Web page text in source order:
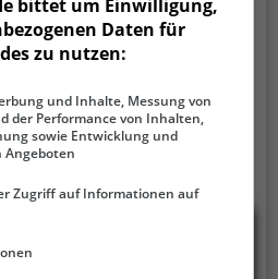
Eisfläche kannst du in der
oder der Familie übers Eis
wird Eislaufspaß für die
Kleinere Kinder oder
Laufhilfen aufs Eis wagen.
bittet um Einwilligung,
Daten für
zu nutzen:
und Inhalte, Messung von
der Performance von Inhalten,
sowie Entwicklung und
Angeboten
Zugriff auf Informationen auf